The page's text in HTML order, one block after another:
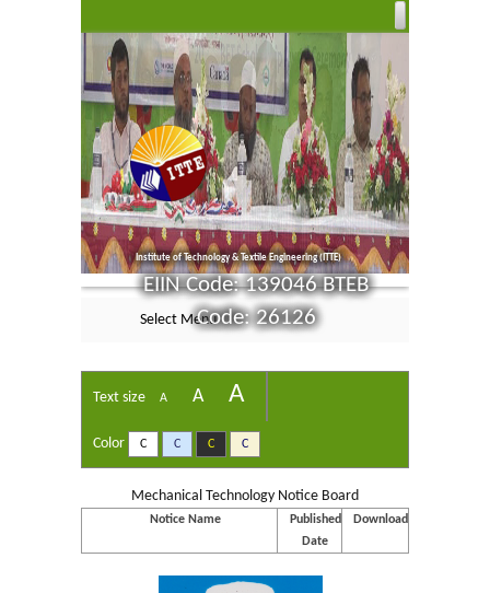
Institute of Technology & Textile Engineering (ITTE)
EIIN Code: 139046 BTEB
Code: 26126
Select Menu
Text size A A A
Color C C C C
Mechanical Technology Notice Board
Notice Name
Published
Date
Download